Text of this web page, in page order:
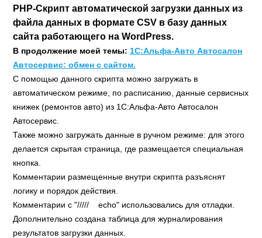
PHP-Скрипт автоматической загрузки данных из
файла данных в формате CSV в базу данных
сайта работающего на WordPress.
В продолжение моей темы: 1С:Альфа-Авто Автосалон
Автосервис: обмен с сайтом.
С помощью данного скрипта можно загружать в
автоматическом режиме, по расписанию, данные сервисных
книжек (ремонтов авто) из 1С:Альфа-Авто Автосалон
Автосервис.
Также можно загружать данные в ручном режиме: для этого
делается скрытая страница, где размещается специальная
кнопка.
Комментарии размещенные внутри скрипта разъяснят
логику и порядок действия.
Комментарии с "///// echo" использовались для отладки.
Дополнительно создана таблица для журналирования
результатов загрузки данных.